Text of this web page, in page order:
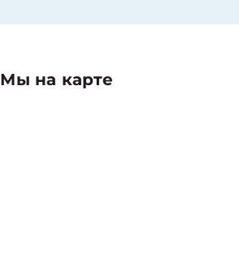
Мы на карте